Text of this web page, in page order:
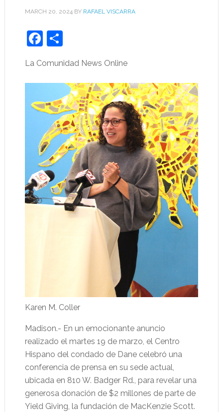
MARCH 20, 2024BY RAFAEL VISCARRA
Facebook
Share
La Comunidad News Online
Karen M. Coller
Madison.- En un emocionante anuncio
realizado el martes 19 de marzo, el Centro
Hispano del condado de Dane celebró una
conferencia de prensa en su sede actual,
ubicada en 810 W. Badger Rd., para revelar una
generosa donación de $2 millones de parte de
Yield Giving, la fundación de MacKenzie Scott.